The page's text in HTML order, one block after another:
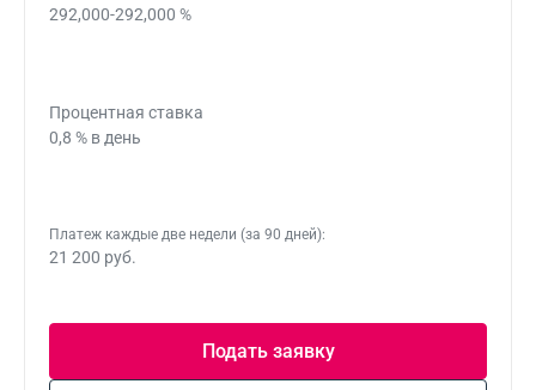
292,000-292,000 %
Процентная ставка
0,8 % в день
Платеж каждые две недели (за 90 дней):
21 200 руб.
Подать заявку